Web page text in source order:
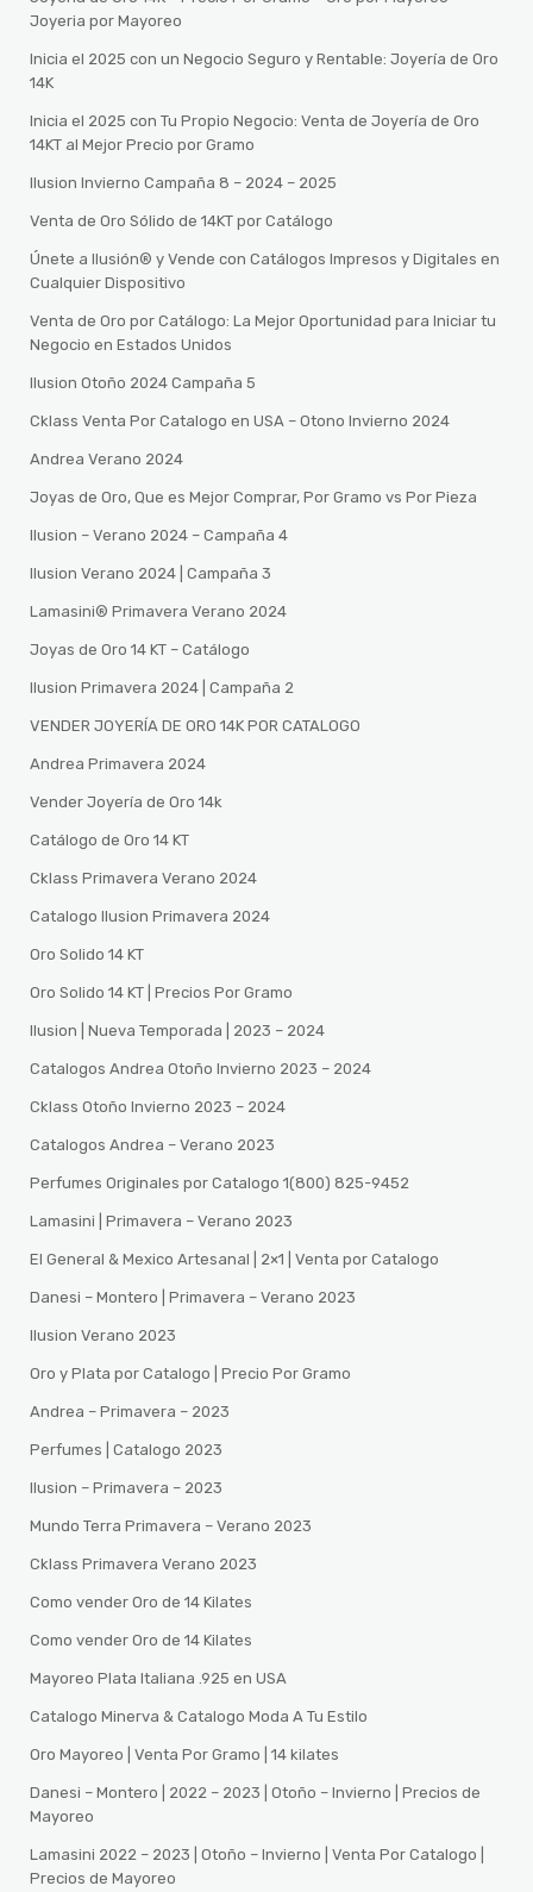
Joyeria por Mayoreo
Inicia el 2025 con un Negocio Seguro y Rentable: Joyería de Oro
14K
Inicia el 2025 con Tu Propio Negocio: Venta de Joyería de Oro
14KT al Mejor Precio por Gramo
Ilusion Invierno Campaña 8 – 2024 – 2025
Venta de Oro Sólido de 14KT por Catálogo
Únete a Ilusión® y Vende con Catálogos Impresos y Digitales en
Cualquier Dispositivo
Venta de Oro por Catálogo: La Mejor Oportunidad para Iniciar tu
Negocio en Estados Unidos
Ilusion Otoño 2024 Campaña 5
Cklass Venta Por Catalogo en USA – Otono Invierno 2024
Andrea Verano 2024
Joyas de Oro, Que es Mejor Comprar, Por Gramo vs Por Pieza
Ilusion – Verano 2024 – Campaña 4
Ilusion Verano 2024 | Campaña 3
Lamasini®️ Primavera Verano 2024
Joyas de Oro 14 KT – Catálogo
Ilusion Primavera 2024 | Campaña 2
VENDER JOYERÍA DE ORO 14K POR CATALOGO
Andrea Primavera 2024
Vender Joyería de Oro 14k
Catálogo de Oro 14 KT
Cklass Primavera Verano 2024
Catalogo Ilusion Primavera 2024
Oro Solido 14 KT
Oro Solido 14 KT | Precios Por Gramo
Ilusion | Nueva Temporada | 2023 – 2024
Catalogos Andrea Otoño Invierno 2023 – 2024
Cklass Otoño Invierno 2023 – 2024
Catalogos Andrea – Verano 2023
Perfumes Originales por Catalogo 1(800) 825-9452
Lamasini | Primavera – Verano 2023
El General & Mexico Artesanal | 2×1 | Venta por Catalogo
Danesi – Montero | Primavera – Verano 2023
Ilusion Verano 2023
Oro y Plata por Catalogo | Precio Por Gramo
Andrea – Primavera – 2023
Perfumes | Catalogo 2023
Ilusion – Primavera – 2023
Mundo Terra Primavera – Verano 2023
Cklass Primavera Verano 2023
Como vender Oro de 14 Kilates
Como vender Oro de 14 Kilates
Mayoreo Plata Italiana .925 en USA
Catalogo Minerva & Catalogo Moda A Tu Estilo
Oro Mayoreo | Venta Por Gramo | 14 kilates
Danesi – Montero | 2022 – 2023 | Otoño – Invierno | Precios de
Mayoreo
Lamasini 2022 – 2023 | Otoño – Invierno | Venta Por Catalogo |
Precios de Mayoreo